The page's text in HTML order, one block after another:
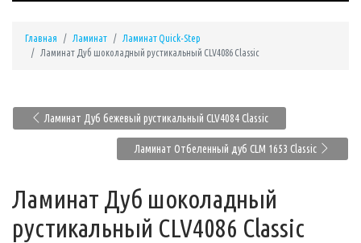
Главная Ламинат
Ламинат Quick-Step
Ламинат Дуб шоколадный рустикальный CLV4086 Classic
Ламинат Дуб бежевый рустикальный CLV4084 Classic
Ламинат Отбеленный дуб CLM 1653 Classic
Ламинат Дуб шоколадный
рустикальный CLV4086 Classic